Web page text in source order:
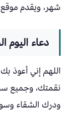
شهر، ويقدم موقع
دعاء
اللهم إني أعوذ
نقمتك، وجميع
ودرك الشقاء